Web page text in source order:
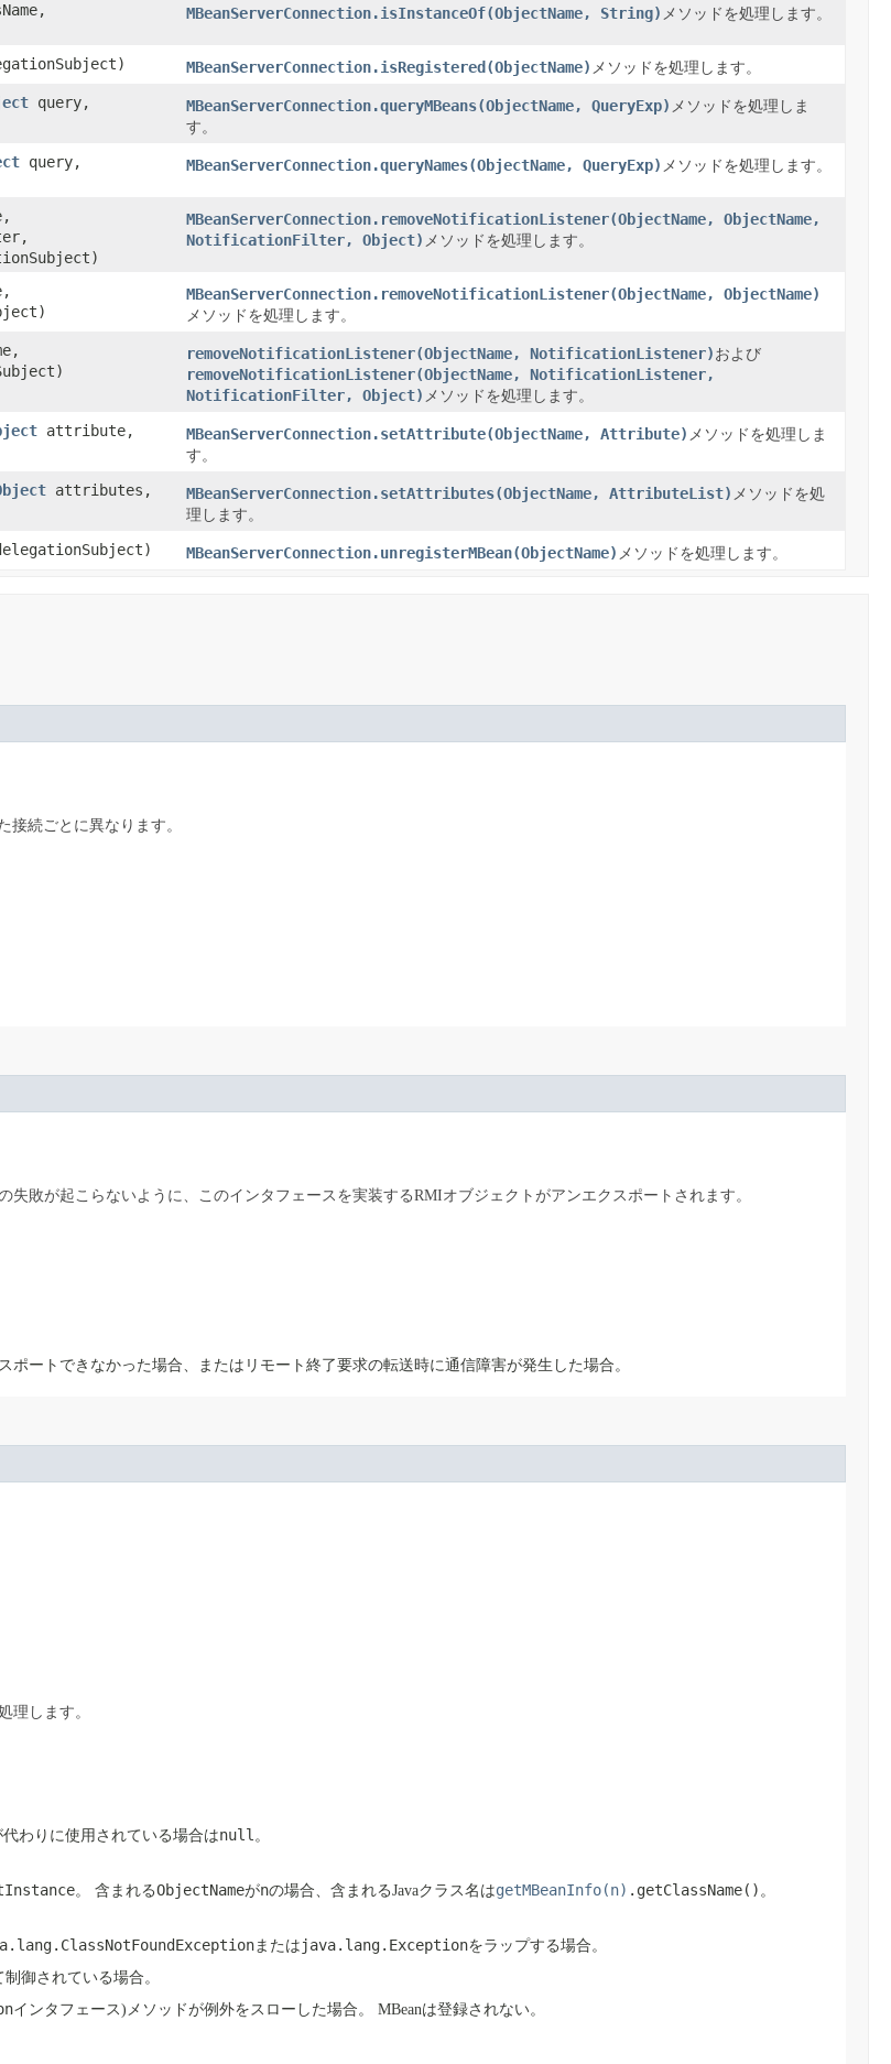
MBeanServerConnection.isInstanceOf(ObjectName, String) メソッドを処理します。
MBeanServerConnection.isRegistered(ObjectName) メソッドを処理します。
query,
MBeanServerConnection.queryMBeans(ObjectName, QueryExp) メソッドを処理しま
す。
query,
MBeanServerConnection.queryNames(ObjectName, QueryExp) メソッドを処理します。
MBeanServerConnection.removeNotificationListener(ObjectName, ObjectName,
NotificationFilter, Object) メソッドを処理します。
MBeanServerConnection.removeNotificationListener(ObjectName, ObjectName)
メソッドを処理します。
removeNotificationListener(ObjectName, NotificationListener) および
removeNotificationListener(ObjectName, NotificationListener,
NotificationFilter, Object) メソッドを処理します。
attribute,
MBeanServerConnection.setAttribute(ObjectName, Attribute) メソッドを処理しま
す。
attributes,
MBeanServerConnection.setAttributes(ObjectName, AttributeList) メソッドを処
理します。
MBeanServerConnection.unregisterMBean(ObjectName) メソッドを処理します。
接続ごとに異なります。
敗が起こらないように、このインタフェースを実装するRMIオブジェクトがアンエクスポートされます。
ートできなかった場合、またはリモート終了要求の転送時に通信障害が発生した場合。
理します。
わりに使用されている場合はnull 。
。 含まれるObjectNameがnの場合、含まれるJavaクラス名はgetMBeanInfo(n) .getClassName() 。
または java.lang.Exceptionをラップする場合。
御されている場合。
インタフェース)メソッドが例外をスローした場合。 MBeanは登録されない。